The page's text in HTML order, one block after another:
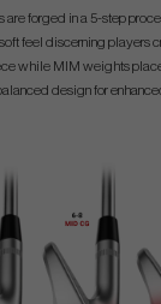
are forged in a 5-step
feel discerning players
while MIM weights
design for